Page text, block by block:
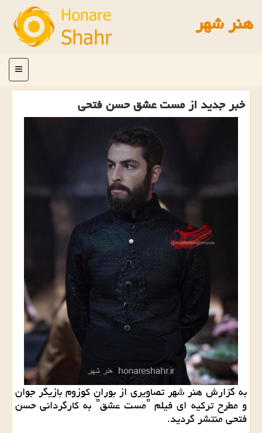
هنر شهر
منو
خبر جدید از مست عشق حسن فتحی
به گزارش هنر شهر تصاویری از بوران كوزوم بازیگر جوان
و مطرح تركیه ای فیلم ˮمست عشقˮ به كارگردانی حسن
فتحی منتشر گردید.